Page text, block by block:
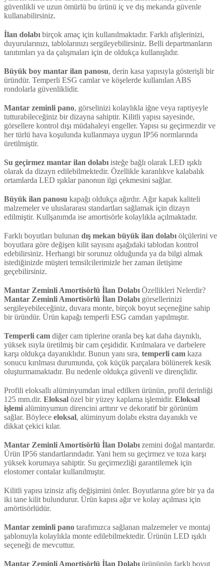
güvenlikli ve uzun ömürlü bu ürünü iç ve dış mekanda güvenle
kullanabilirsiniz.
İlan dolabı birçok amaç için kullanılmaktadır. Farklı afişlerinizi,
duyurularınızı, tablolarınızı sergileyebilirsiniz. Belli departmanların
tanıtımları ya da çalışmaları için de oldukça kullanışlıdır.
Büyük boy mantar ilan panosu, derin kasa yapısıyla gösterişli bir
üründür. Temperli ESG camlar ve köşelerde kullanılan ABS
rondolarla güvenliklidir.
Mantar zeminli pano, görselinizi kolaylıkla iğne veya raptiyeyle
tutturabileceğiniz bir dizayna sahiptir. Kilitli yapısı sayesinde,
görsellere kontrol dışı müdahaleyi engeller. Yapısı su geçirmezdir ve
her türlü hava koşulunda kullanmaya uygun IP56 normlarında
üretilmiştir.
Su geçirmez mantar ilan dolabı isteğe bağlı olarak LED ışıklı
olarak da dizayn edilebilmektedir. Özellikle karanlıkve kalabalık
ortamlarda LED ışıklar panonun ilgi çekmesini sağlar.
Büyük ilan panosu kapağı oldukça ağırdır. Ağır kapak kaliteli
malzemeler ve uluslararası standartları sağlamak için dizayn
edilmiştir. Kullşanımda ise amortisörle kolaylıkla açılmaktadır.
Farklı boyutları bulunan dış mekan büyük ilan dolabı ölçülerini ve
boyutlara göre değişen kilit sayısını aşağıdaki tablodan kontrol
edebilirsiniz. Herhangi bir sorunuz olduğunda ya da bilgi almak
istediğinizde müşteri temsilcilerimizle her zaman iletişime
geçebilirsiniz.
Mantar Zeminli Amortisörlü İlan Dolabı Özellikleri Nelerdir?
Mantar Zeminli Amortisörlü İlan Dolabı görsellerinizi
sergileyebileceğiniz, duvara monte, birçok boyut seçeneğine sahip
bir üründür. Ürün kapağı temperli ESG camdan yapılmıştır.
Temperli cam diğer cam tiplerine oranla beş kat daha daynıklı,
yüksek ısıyla üretilmiş bir cam çeşididir. Kırılmalara ve darbelere
karşı oldukça dayanıklıdır. Bunun yanı sıra, temperli cam kaza
sonucu kırılması durumunda, çok küçük parçalara bölünerek kesik
oluşturmamaktadır. Bu nedenle oldukça güvenli ve dirençlidir.
Profili eloksallı alüminyumdan imal edilken ürünün, profil derinliği
125 mm.dir. Eloksal özel bir yüzey kaplama işlemidir. Eloksal
işlemi alüminyumun direncini arttırır ve dekoratif bir görünüm
sağlar. Böylece eloksal, alüminyum dolabı ekstra dayanıklı ve
dikkat çekici kılar.
Mantar Zeminli Amortisörlü İlan Dolabı zemini doğal mantardır.
Ürün IP56 standartlarındadır. Yani hem su geçirmez ve toza karşı
yüksek korumaya sahiptir. Su geçirmezliği garantilemek için
elostomer contalar kullanılmıştır.
Kilitli yapısı izinsiz afiş değişimini önler. Boyutlarına göre bir ya da
iki tane kilit bulundurur. Ürün kapısı ağır ve kolay açılması için
amörtisörlüdür.
Mantar zeminli pano tarafımızca sağlanan malzemeler ve montaj
şablonuyla kolaylıkla monte edilebilmektedir. Ürünün LED ışıklı
seçeneği de mevcuttur.
Mantar Zeminli Amortisörlü İlan Dolabı ürününün farklı boyut